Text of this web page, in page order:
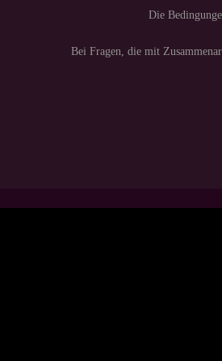
Die
Bei Fragen, die mit